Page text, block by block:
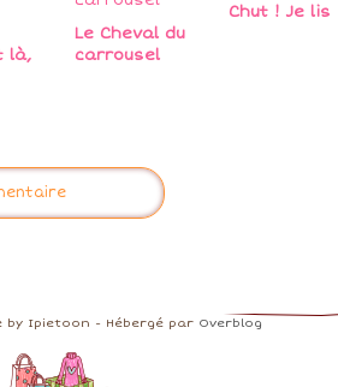
là,
Le Cheval du
carrousel
Chut ! Je lis
by Ipietoon - Hébergé par Overblog